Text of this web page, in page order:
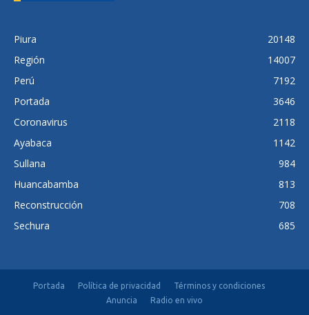
Piura
20148
Región
14007
Perú
7192
Portada
3646
Coronavirus
2118
Ayabaca
1142
Sullana
984
Huancabamba
813
Reconstrucción
708
Sechura
685
Portada Política de privacidad
Términos y condiciones
Anuncia
Radio en vivo